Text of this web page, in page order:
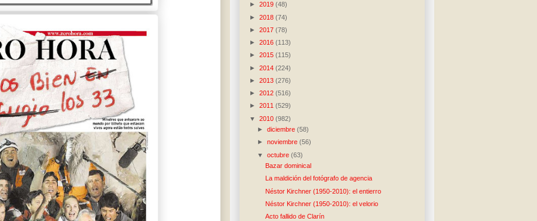
► 2019 (48)
► 2018 (74)
► 2017 (78)
► 2016 (113)
► 2015 (115)
► 2014 (224)
► 2013 (276)
► 2012 (516)
► 2011 (529)
▼ 2010 (982)
►diciembre(58)
►noviembre(56)
▼octubre(63)
Bazar dominical
La maldición del fotógrafo de agencia
Néstor Kirchner (1950-2010): el entierro
Néstor Kirchner (1950-2010): el velorio
Acto fallido de Clarín